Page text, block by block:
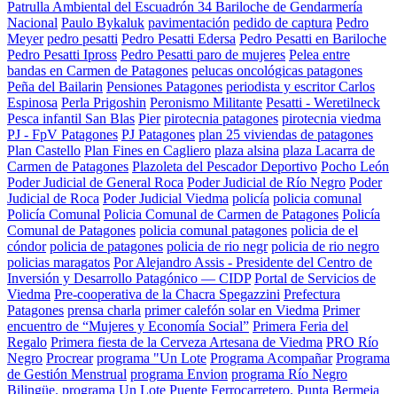
Patrulla Ambiental del Escuadrón 34 Bariloche de Gendarmería
Nacional Paulo Bykaluk pavimentación pedido de captura Pedro
Meyer pedro pesatti Pedro Pesatti Edersa Pedro Pesatti en Bariloche
Pedro Pesatti Ipross Pedro Pesatti paro de mujeres Pelea entre
bandas en Carmen de Patagones pelucas oncológicas patagones
Peña del Bailarin Pensiones Patagones periodista y escritor Carlos
Espinosa Perla Prigoshin Peronismo Militante Pesatti - Weretilneck
Pesca infantil San Blas Pier pirotecnia patagones pirotecnia viedma
PJ - FpV Patagones PJ Patagones plan 25 viviendas de patagones
Plan Castello Plan Fines en Cagliero plaza alsina plaza Lacarra de
Carmen de Patagones Plazoleta del Pescador Deportivo Pocho León
Poder Judicial de General Roca Poder Judicial de Río Negro Poder
Judicial de Roca Poder Judicial Viedma policía policia comunal
Policía Comunal Policia Comunal de Carmen de Patagones Policía
Comunal de Patagones policia comunal patagones policia de el
cóndor policia de patagones policia de rio negr policia de rio negro
policias maragatos Por Alejandro Assis - Presidente del Centro de
Inversión y Desarrollo Patagónico — CIDP Portal de Servicios de
Viedma Pre-cooperativa de la Chacra Spegazzini Prefectura
Patagones prensa charla primer calefón solar en Viedma Primer
encuentro de “Mujeres y Economía Social” Primera Feria del
Regalo Primera fiesta de la Cerveza Artesana de Viedma PRO Río
Negro Procrear programa "Un Lote Programa Acompañar Programa
de Gestión Menstrual programa Envion programa Río Negro
Bilingüe. programa Un Lote Puente Ferrocarretero. Punta Bermeja